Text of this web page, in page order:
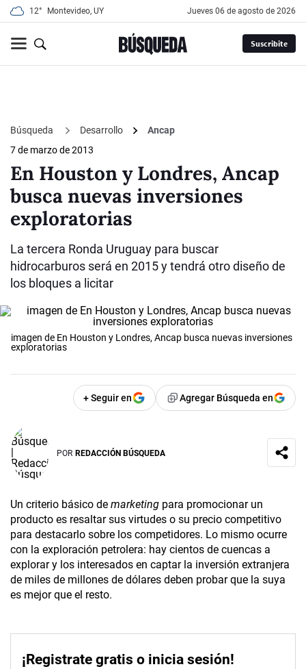
12° Montevideo, UY jueves 06 de agosto de 2026
Suscribite
Búsqueda Desarrollo
Ancap
7 de marzo de 2013
En Houston y Londres, Ancap
busca nuevas inversiones
exploratorias
La tercera Ronda Uruguay para buscar
hidrocarburos será en 2015 y tendrá otro diseño de
los bloques a licitar
imagen de En Houston y Londres, Ancap busca nuevas inversiones
exploratorias
+ Seguir en Agregar Búsqueda en
POR REDACCIÓN BÚSQUEDA
Un criterio básico de marketing para promocionar un
producto es resaltar sus virtudes o su precio competitivo
para destacarlo sobre los competidores. Lo mismo ocurre
con la exploración petrolera: hay cientos de cuencas a
explorar y los interesados en captar la inversión extranjera
de miles de millones de dólares deben probar que la suya
es mejor que el resto.
¡Registrate gratis o inicia sesión!